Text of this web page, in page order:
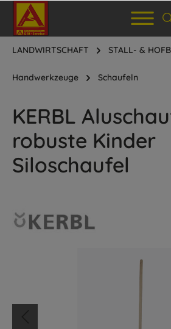
LANDWIRTSCHAFT STALL- &
Handwerkzeuge Schaufeln
KERBL
robuste Kinder
Siloschaufel